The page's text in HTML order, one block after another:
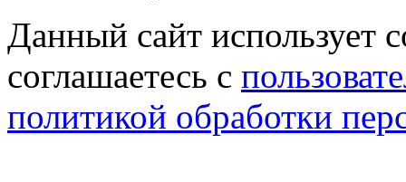
Данный сайт использует
соглашаетесь с
политикой обработки